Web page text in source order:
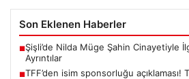
Son Eklenen Haberler
■Şişli’de Nilda Müge Şahin Cinayetiyle
Ayrıntılar
■TFF’den isim sponsorluğu